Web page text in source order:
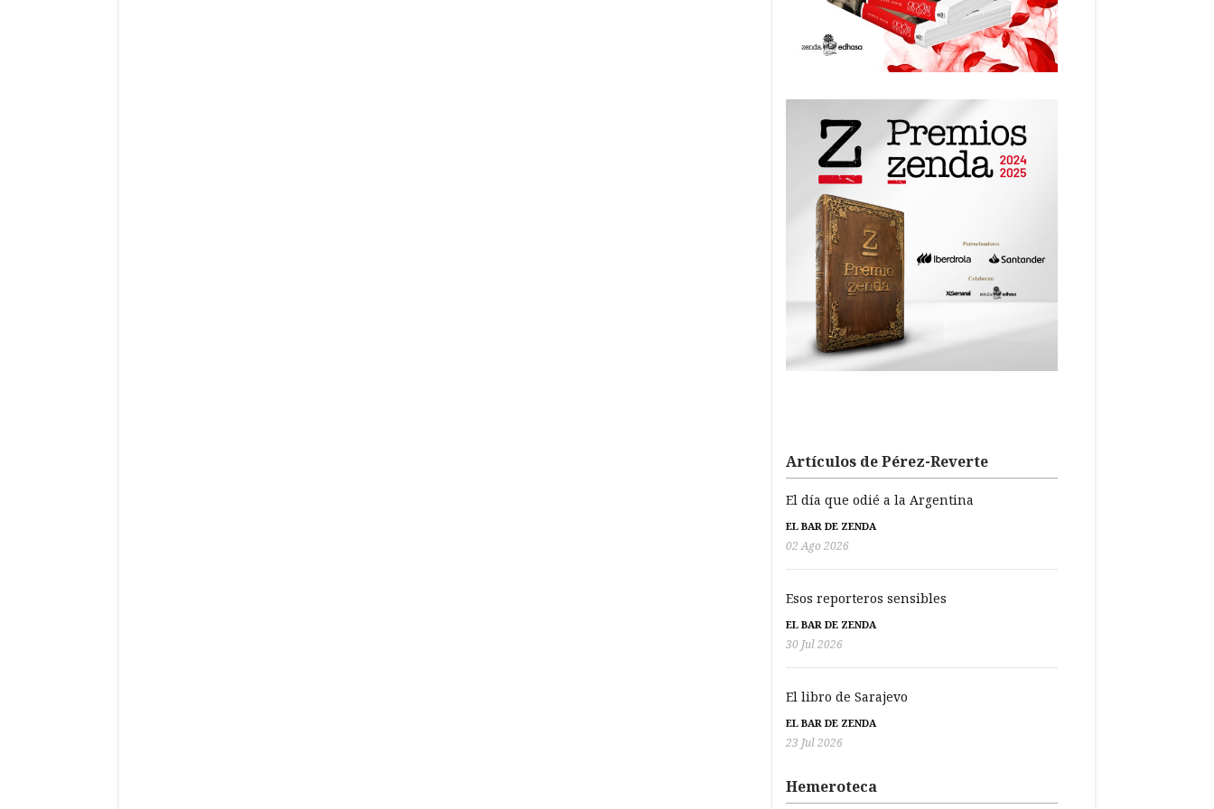
Artículos de Pérez-Reverte
El día que odié a la Argentina
EL BAR DE ZENDA
02 Ago 2026
Esos reporteros sensibles
EL BAR DE ZENDA
30 Jul 2026
El libro de Sarajevo
EL BAR DE ZENDA
23 Jul 2026
Hemeroteca